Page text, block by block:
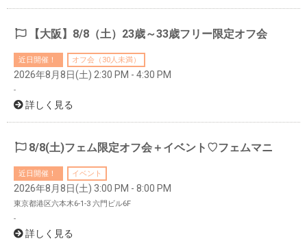
【大阪】8/8（土）23歳～33歳フリー限定オフ会
近日開催！ オフ会（30人未満）
2026年8月8日(土) 2:30 PM - 4:30 PM
-
詳しく見る
8/8(土)フェム限定オフ会＋イベント♡フェムマニ
近日開催！ イベント
2026年8月8日(土) 3:00 PM - 8:00 PM
東京都港区六本木6-1-3 六門ビル6F
-
詳しく見る